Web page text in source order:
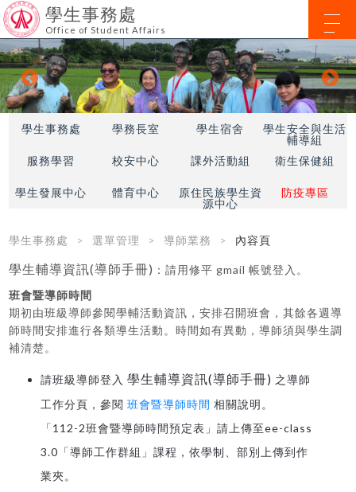
學生事務處
Office of Student Affairs
學生事務處 學務長室 學生宿舍
學生安全與生活
輔導組
服務學習
校安中心 課外活動組 衛生保健組
學生發展中心 體育中心
原住民族學生資
源中心
防疫專區
學生事務處 選單管理 導師業務 內容頁
學生輔導資訊(導師手冊) ：請用修平 gmail 帳號登入。
班會暨導師時間
期初由班級導師參閱學輔活動資訊，安排召開班會，其餘各週導
師時間安排進行各類導生活動。時間如有異動，導師須與學生調
補清楚。
請班級導師登入 學生輔導資訊(導師手冊) 之導師
工作分頁，參閱 班會暨導師時間 相關說明。
「112-2班會暨導師時間預定表」請上傳至ee-class
3.0「導師工作群組」課程，依學制、部別上傳到作
業夾。